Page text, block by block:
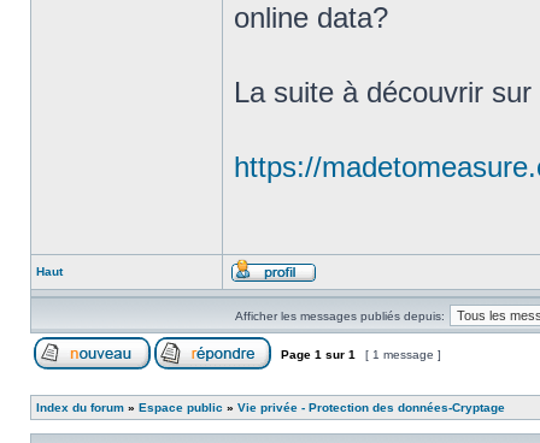
online data?
La suite à découvrir
https://
Haut
Afficher les messages publiés depuis:
Page 1 sur 1 [ 1 message ]
Index du forum » Espace public » Vie privée - Protection des données-Cryptage